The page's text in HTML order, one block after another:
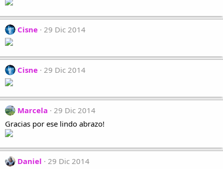
Cisne 29 Dic 2014
Cisne 29 Dic 2014
Marcela
29 Dic 2014
Gracias por ese lindo abrazo!
Daniel
29 Dic 2014